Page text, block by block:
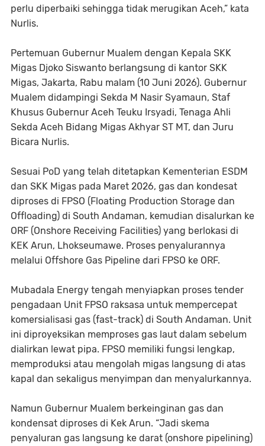
perlu diperbaiki sehingga tidak merugikan Aceh,” kata
Nurlis.
Pertemuan Gubernur Mualem dengan Kepala SKK
Migas Djoko Siswanto berlangsung di kantor SKK
Migas, Jakarta, Rabu malam (10 Juni 2026). Gubernur
Mualem didampingi Sekda M Nasir Syamaun, Staf
Khusus Gubernur Aceh Teuku Irsyadi, Tenaga Ahli
Sekda Aceh Bidang Migas Akhyar ST MT, dan Juru
Bicara Nurlis.
Sesuai PoD yang telah ditetapkan Kementerian ESDM
dan SKK Migas pada Maret 2026, gas dan kondesat
diproses di FPSO (Floating Production Storage dan
Offloading) di South Andaman, kemudian disalurkan ke
ORF (Onshore Receiving Facilities) yang berlokasi di
KEK Arun, Lhokseumawe. Proses penyalurannya
melalui Offshore Gas Pipeline dari FPSO ke ORF.
Mubadala Energy tengah menyiapkan proses tender
pengadaan Unit FPSO raksasa untuk mempercepat
komersialisasi gas (fast-track) di South Andaman. Unit
ini diproyeksikan memproses gas laut dalam sebelum
dialirkan lewat pipa. FPSO memiliki fungsi lengkap,
memproduksi atau mengolah migas langsung di atas
kapal dan sekaligus menyimpan dan menyalurkannya.
Namun Gubernur Mualem berkeinginan gas dan
kondensat diproses di Kek Arun. “Jadi skema
penyaluran gas langsung ke darat (onshore pipelining)